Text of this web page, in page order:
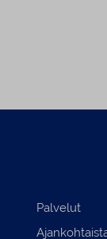
Palvelut